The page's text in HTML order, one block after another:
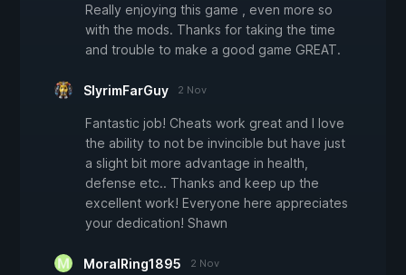
Really enjoying this game , even more so
with the mods. Thanks for taking the time
and trouble to make a good game GREAT.
SlyrimFarGuy 2 Nov
Fantastic job! Cheats work great and I love
the ability to not be invincible but have just
a slight bit more advantage in health,
defense etc.. Thanks and keep up the
excellent work! Everyone here appreciates
your dedication! Shawn
MoralRing1895 2 Nov